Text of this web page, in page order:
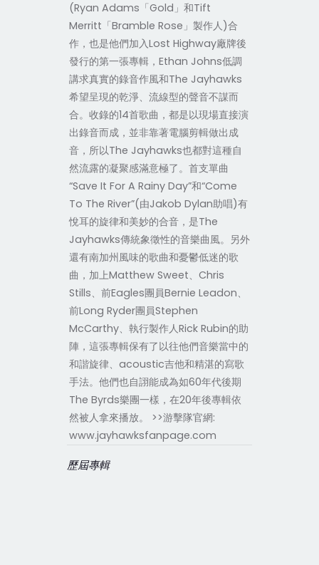
(Ryan Adams「Gold」和Tift
Merritt「Bramble Rose」製作人)合
作，也是他們加入Lost Highway廠牌後
發行的第一張專輯，Ethan Johns低調
講求真實的錄音作風和The Jayhawks
希望呈現的乾淨、流線型的聲音不謀而
合。收錄的14首歌曲，都是以現場直接演
出錄音而成，並非靠著電腦剪輯做出成
音，所以The Jayhawks也都對這種自
然流露的凝聚感滿意極了。首支單曲
“Save It For A Rainy Day”和“Come
To The River”(由Jakob Dylan助唱)有
悅耳的旋律和美妙的合音，是The
Jayhawks傳統象徵性的音樂曲風。另外
還有南加州風味的歌曲和憂鬱低迷的歌
曲，加上Matthew Sweet、Chris
Stills、前Eagles團員Bernie Leadon、
前Long Ryder團員Stephen
McCarthy、執行製作人Rick Rubin的助
陣，這張專輯保有了以往他們音樂當中的
和諧旋律、acoustic吉他和精湛的寫歌
手法。他們也自詡能成為如60年代後期
The Byrds樂團一樣，在20年後專輯依
然被人拿來播放。 >>游擊隊官網:
www.jayhawksfanpage.com
歷屆專輯